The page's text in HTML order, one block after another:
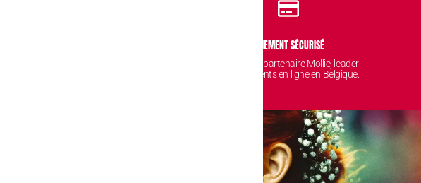
PAIEMENT SÉCURISÉ
Avec notre partenaire Mollie, leader
des paiements en ligne en Belgique.